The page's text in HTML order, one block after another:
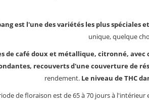
est l'une des variétés les plus spéciales
unique, quelque
de café doux et métallique, citronné,
recouverts d'une couverture de
rendement. Le niveau de THC
de floraison est de 65 à 70 jours à